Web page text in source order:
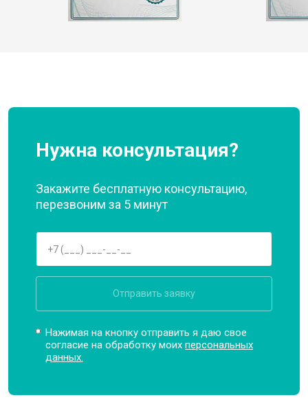
Нужна консультация?
Закажите бесплатную консультацию,
перезвоним за 5 минут
Отправить заявку
Нажимая на кнопку отправить я даю свое
согласие на обработку моихперсональных
данных.